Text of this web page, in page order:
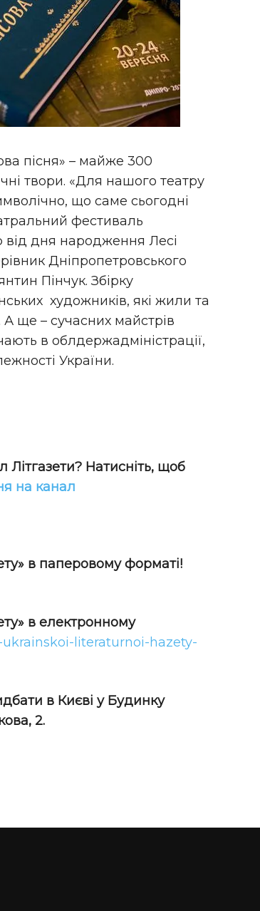
пісня» – майже 300
твори. «Для нашого театру
що саме сьогодні
фестиваль
від дня народження Лесі
Дніпропетровського
Пінчук. Збірку
художників, які жили та
ще – сучасних майстрів
в облдержадміністрації,
України.
Літгазети? Натисніть, щоб
на канал
в паперовому форматі!
в електронному
literaturnoi-hazety-
в Києві у Будинку
2.